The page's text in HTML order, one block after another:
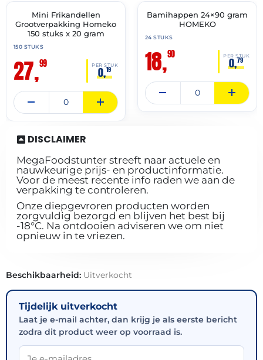
✓ VAST ASSORTIMENT
Mini Frikandellen
Grootverpakking Homeko
150 stuks x 20 gram
150 STUKS
27,99 PER STUK
0,19
✓ VAST ASSORTIMENT
Bamihappen 24×90 gram
HOMEKO
24 STUKS
18,90 PER STUK
0,79
DISCLAIMER
MegaFoodstunter streeft naar actuele en
nauwkeurige prijs- en productinformatie.
Voor de meest recente info raden we aan de
verpakking te controleren.
Onze diepgevroren producten worden
zorgvuldig bezorgd en blijven het best bij
-18°C. Na ontdooien adviseren we om niet
opnieuw in te vriezen.
Beschikbaarheid: Uitverkocht
Tijdelijk uitverkocht
Laat je e-mail achter, dan krijg je als eerste bericht
zodra dit product weer op voorraad is.